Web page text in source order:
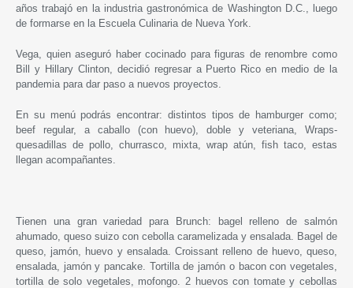
años trabajó en la industria gastronómica de Washington D.C., luego
de formarse en la Escuela Culinaria de Nueva York.
Vega, quien aseguró haber cocinado para figuras de renombre como
Bill y Hillary Clinton, decidió regresar a Puerto Rico en medio de la
pandemia para dar paso a nuevos proyectos.
En su menú podrás encontrar: distintos tipos de hamburger como;
beef regular, a caballo (con huevo), doble y veteriana, Wraps-
quesadillas de pollo, churrasco, mixta, wrap atún, fish taco, estas
llegan acompañantes.
Tienen una gran variedad para Brunch: bagel relleno de salmón
ahumado, queso suizo con cebolla caramelizada y ensalada. Bagel de
queso, jamón, huevo y ensalada. Croissant relleno de huevo, queso,
ensalada, jamón y pancake. Tortilla de jamón o bacon con vegetales,
tortilla de solo vegetales, mofongo. 2 huevos con tomate y cebollas